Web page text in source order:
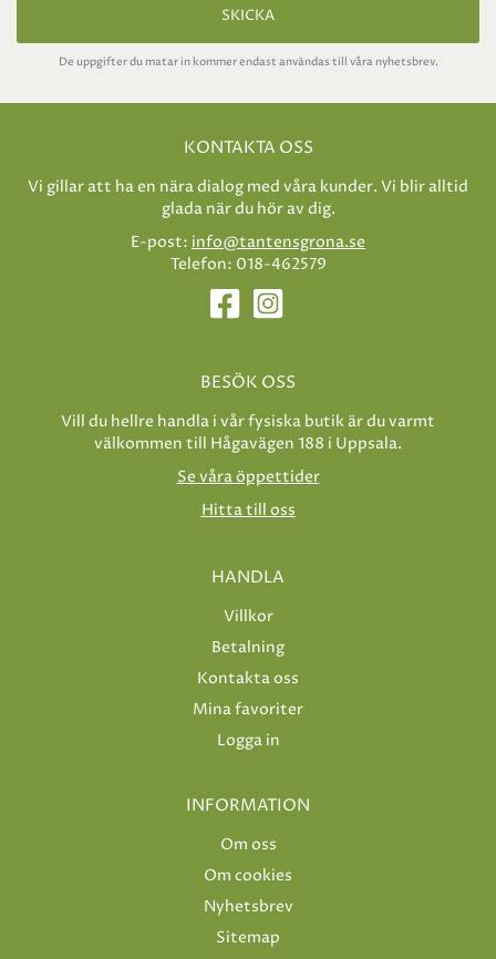
SKICKA
De uppgifter du matar in kommer endast användas till våra nyhetsbrev.
KONTAKTA OSS
Vi gillar att ha en nära dialog med våra kunder. Vi blir alltid
glada när du hör av dig.
E-post: info@tantensgrona.se
Telefon: 018-462579
BESÖK OSS
Vill du hellre handla i vår fysiska butik är du varmt
välkommen till Hågavägen 188 i Uppsala.
Se våra öppettider
Hitta till oss
HANDLA
Villkor
Betalning
Kontakta oss
Mina favoriter
Logga in
INFORMATION
Om oss
Om cookies
Nyhetsbrev
Sitemap